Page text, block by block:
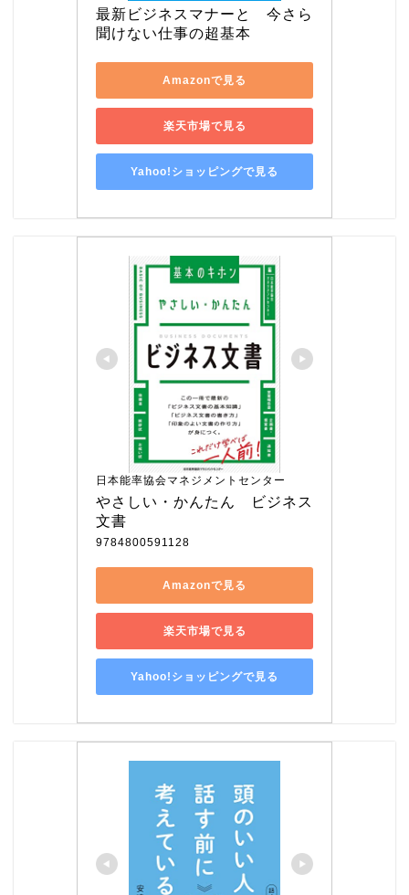
最新ビジネスマナーと　今さら
聞けない仕事の超基本
Amazonで見る
楽天市場で見る
Yahoo!ショッピングで見る
日本能率協会マネジメントセンター
やさしい・かんたん　ビジネス
文書
9784800591128
Amazonで見る
楽天市場で見る
Yahoo!ショッピングで見る